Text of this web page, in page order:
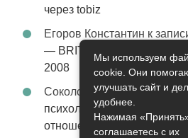
через tobiz
Егоров Константин к
— BRITAX Evolva 1-2-3 (1-
2008
Соколова Эльзак записи
психолога –
отношениях
Мы используем
cookie. Они
улучшать сайт и
удобнее.
Нажимая
соглашаетесь с их